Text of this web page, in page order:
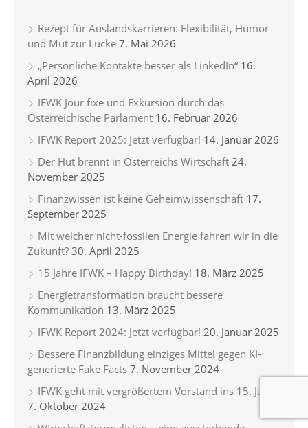
Rezept für Auslandskarrieren: Flexibilität, Humor
und Mut zur Lücke 7. Mai 2026
„Persönliche Kontakte besser als LinkedIn“ 16.
April 2026
IFWK Jour fixe und Exkursion durch das
Österreichische Parlament 16. Februar 2026
IFWK Report 2025: Jetzt verfügbar! 14. Januar 2026
Der Hut brennt in Österreichs Wirtschaft 24.
November 2025
Finanzwissen ist keine Geheimwissenschaft 17.
September 2025
Mit welcher nicht-fossilen Energie fahren wir in die
Zukunft? 30. April 2025
15 Jahre IFWK – Happy Birthday! 18. März 2025
Energietransformation braucht bessere
Kommunikation 13. März 2025
IFWK Report 2024: Jetzt verfügbar! 20. Januar 2025
Bessere Finanzbildung einziges Mittel gegen KI-
generierte Fake Facts 7. November 2024
IFWK geht mit vergrößertem Vorstand ins 15. Jahr
7. Oktober 2024